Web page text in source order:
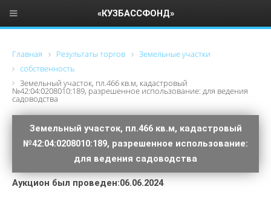
Главная Результаты торгов
Земельные участки
собственность
Земельный участок, пл.466 кв.м, кадастровый
№42:04:0208010:189, разрешенное использование: для ведения
садоводства
Земельный участок, пл.466 кв.м, кадастровый
№42:04:0208010:189, разрешенное использование:
для ведения садоводства
Аукцион был проведен:06.06.2024
«КУЗБАССФОНД»